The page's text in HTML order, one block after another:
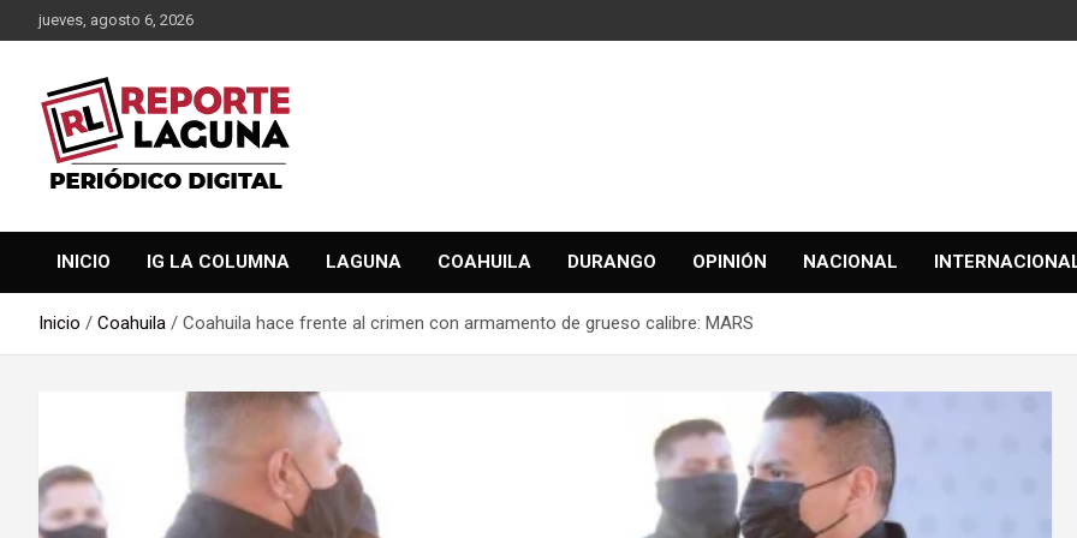
Saltar
al
jueves, agosto 6, 2026
Reporte Laguna
INICIO IG LA COLUMNA LAGUNA COAHUILA DURANGO OPINIÓN NACIONAL
Inicio Coahuila Coahuila hace frente al crimen con armamento de grueso calibre: MARS